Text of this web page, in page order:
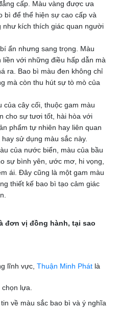
cấp. Màu vàng được ưa
bì để thể hiện sự cao cấp và
như kích thích giác quan người
ẩn nhưng sang trọng. Màu
với những điều hấp dẫn mà
ra. Bao bì màu đen không chỉ
mà còn thu hút sự tò mò của
của cây cối, thuộc gam màu
cho sự tươi tốt, hài hòa với
phẩm tự nhiên hay liên quan
sử dụng màu sắc này.
của nước biển, màu của bầu
sự bình yên, ước mơ, hi vọng,
ái. Đây cũng là một gam màu
thiết kế bao bì tạo cảm giác
đơn vị đồng hành, tại sao
lĩnh vực, Thuận Minh Phát là
lựa.
về màu sắc bao bì và ý nghĩa